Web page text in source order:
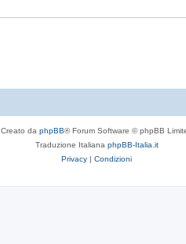
Creato da phpBB® Forum Software © phpBB
Traduzione Italiana phpBB-Italia.it
Privacy | Condizioni